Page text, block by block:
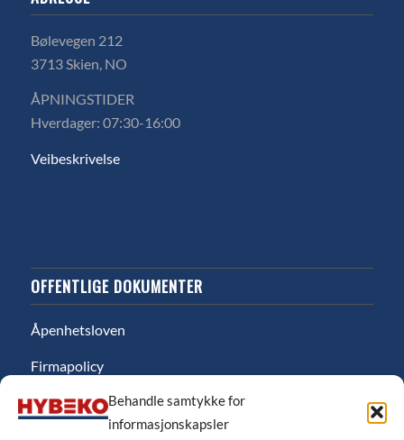
Behandle samtykke for
informasjonskapsler
Bølevegen 212
3713 Skien, NO
ÅPNINGSTIDER
Hverdager: 07:30-16:00
Veibeskrivelse
OFFENTLIGE DOKUMENTER
Åpenhetsloven
Firmapolicy
Miljø